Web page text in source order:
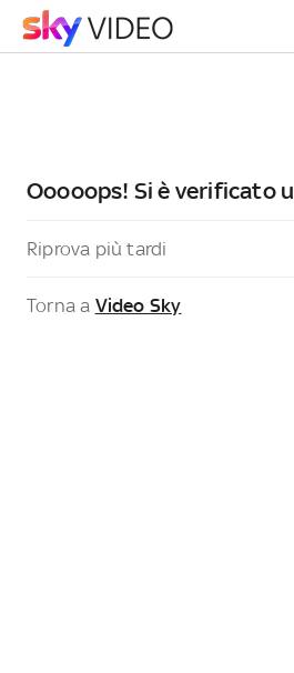
Ooooops! Si è verificato
Riprova più tardi
Torna a Video Sky